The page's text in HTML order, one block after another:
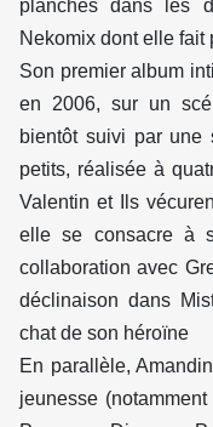
planches dans les
Nekomix dont elle fait
Son premier album
en 2006, sur un
bientôt suivi par
petits, réalisée à
Valentin et Ils
elle se consacre à
collaboration avec
déclinaison dans
chat de son héroïne
En parallèle,
jeunesse